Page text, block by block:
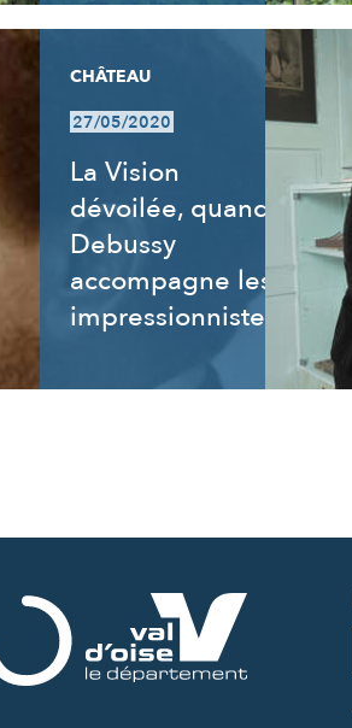
CHÂTEAU
27/05/2020
La Vision
dévoilée, quand
Debussy
accompagne les
impressionnistes